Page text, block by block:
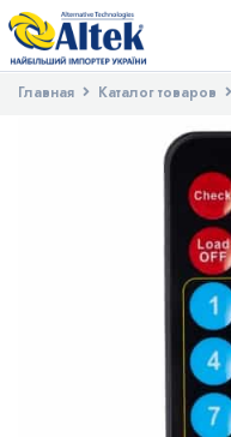
Главная Каталог товаров